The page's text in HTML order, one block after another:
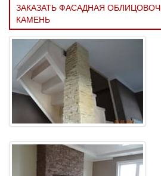
ЗАКАЗАТЬ ФАСАДНАЯ
КАМЕНЬ